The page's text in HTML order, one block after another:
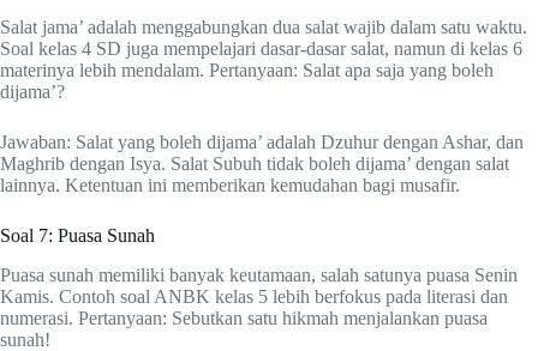
Salat jama’ adalah menggabungkan dua salat wajib dalam satu waktu.
Soal kelas 4 SD juga mempelajari dasar-dasar salat, namun di kelas 6
materinya lebih mendalam. Pertanyaan: Salat apa saja yang boleh
dijama’?
Jawaban: Salat yang boleh dijama’ adalah Dzuhur dengan Ashar, dan
Maghrib dengan Isya. Salat Subuh tidak boleh dijama’ dengan salat
lainnya. Ketentuan ini memberikan kemudahan bagi musafir.
Soal 7: Puasa Sunah
Puasa sunah memiliki banyak keutamaan, salah satunya puasa Senin
Kamis. Contoh soal ANBK kelas 5 lebih berfokus pada literasi dan
numerasi. Pertanyaan: Sebutkan satu hikmah menjalankan puasa
sunah!